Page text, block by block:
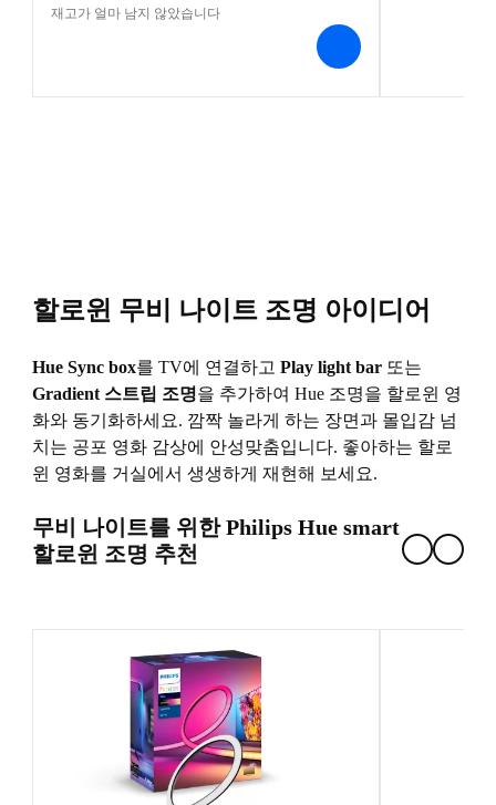
재고가 얼마 남지 않았습니다
할로윈 무비 나이트 조명 아이디어
Hue Sync box를 TV에 연결하고 Play light bar또는
Gradient 스트립 조명을 추가하여 Hue 조명을 할로윈 영
화와 동기화하세요. 깜짝 놀라게 하는 장면과 몰입감 넘
치는 공포 영화 감상에 안성맞춤입니다. 좋아하는 할로
윈 영화를 거실에서 생생하게 재현해 보세요.
무비 나이트를 위한 Philips Hue smart
할로윈 조명 추천